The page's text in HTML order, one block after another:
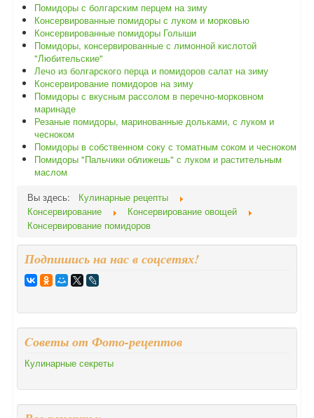
Помидоры с болгарским перцем на зиму
Консервированные помидоры с луком и морковью
Консервированные помидоры Голыши
Помидоры, консервированные с лимонной кислотой
"Любительские"
Лечо из болгарского перца и помидоров салат на зиму
Консервирование помидоров на зиму
Помидоры с вкусным рассолом в перечно-морковном
маринаде
Резаные помидоры, маринованные дольками, с луком и
чесноком
Помидоры в собственном соку с томатным соком и чесноком
Помидоры "Пальчики оближешь" с луком и растительным
маслом
Вы здесь:
Кулинарные рецепты
Консервирование
Консервирование овощей
Консервирование помидоров
Подпишись на нас в соцсетях!
Cоветы от Фото-рецептов
Кулинарные секреты